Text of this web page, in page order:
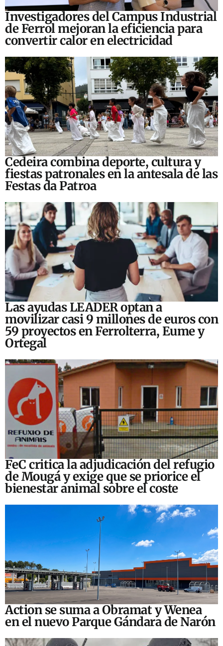
Investigadores del Campus Industrial
de Ferrol mejoran la eficiencia para
convertir calor en electricidad
Cedeira combina deporte, cultura y
fiestas patronales en la antesala de las
Festas da Patroa
Las ayudas LEADER optan a
movilizar casi 9 millones de euros con
59 proyectos en Ferrolterra, Eume y
Ortegal
FeC critica la adjudicación del refugio
de Mougá y exige que se priorice el
bienestar animal sobre el coste
Action se suma a Obramat y Wenea
en el nuevo Parque Gándara de Narón